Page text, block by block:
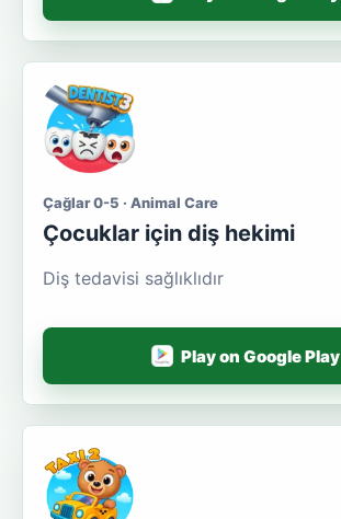
Çağlar 0-5 · Animal Care
Çocuklar için diş hekimi
Diş tedavisi sağlıklıdır
Play on Google Play